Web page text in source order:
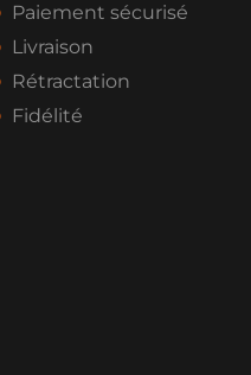
Paiement sécurisé
Livraison
Rétractation
Fidélité